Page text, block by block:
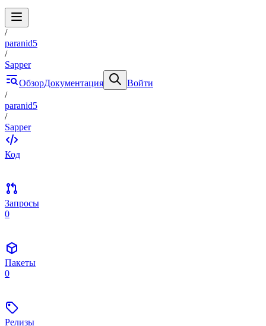
/
paranid5
/
Sapper
ОбзорДокументация
Войти
/
paranid5
/
Sapper
Код
Запросы
0
Пакеты
0
Релизы